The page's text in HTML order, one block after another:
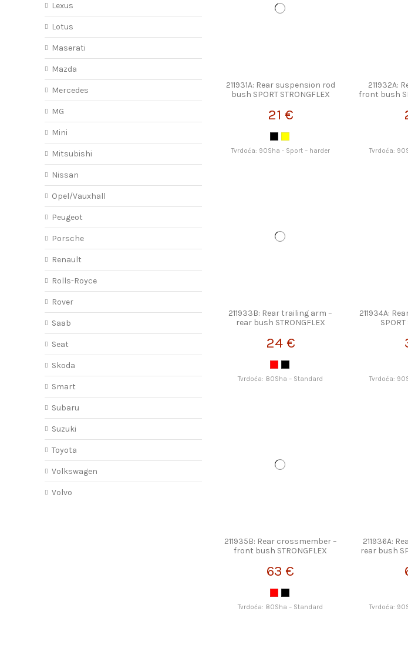
211931A: Rear suspension rod
bush SPORT STRONGFLEX
21 €
Tvrdoća: 90Sha - Sport – harder
211932A:
front bush
Tvrdoća:
211933B: Rear trailing arm –
rear bush STRONGFLEX
24 €
Tvrdoća: 80Sha – Standard
211934A:
SPORT
Tvrdoća:
211935B: Rear crossmember –
front bush STRONGFLEX
63 €
Tvrdoća: 80Sha – Standard
211936A:
rear bush
Tvrdoća:
Lexus
Lotus
Maserati
Mazda
Mercedes
MG
Mini
Mitsubishi
Nissan
Opel/Vauxhall
Peugeot
Porsche
Renault
Rolls-Royce
Rover
Saab
Seat
Skoda
Smart
Subaru
Suzuki
Toyota
Volkswagen
Volvo